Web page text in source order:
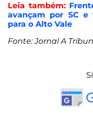
Leia também:
avançam por SC
para o Alto Vale
Fonte: Jornal A